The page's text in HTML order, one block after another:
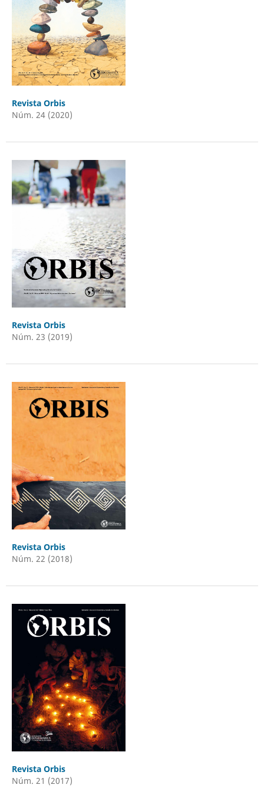
Revista Orbis
Núm. 24 (2020)
Revista Orbis
Núm. 23 (2019)
Revista Orbis
Núm. 22 (2018)
Revista Orbis
Núm. 21 (2017)